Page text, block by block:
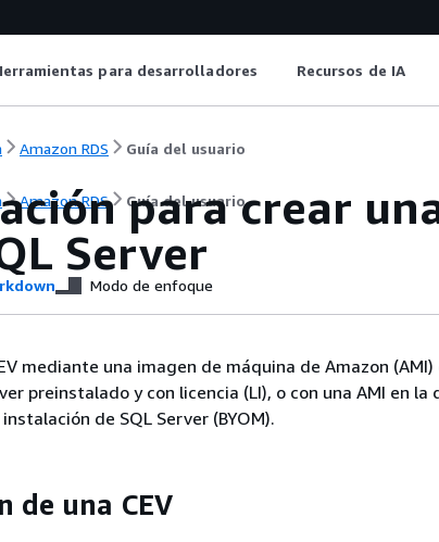
para desarrolladores Recursos de IA
Amazon RDS Guía del usuario
Amazon RDS Guía del usuario
para crear
Server
Modo de enfoque
mediante una imagen de máquina de Amazon
preinstalado y con licencia (LI), o con una AMI en la
de SQL Server (BYOM).
de una CEV